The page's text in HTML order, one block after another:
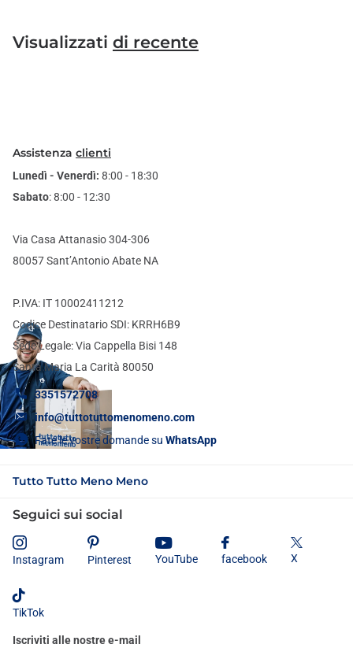
Visualizzati di recente
Assistenza clienti
Lunedì - Venerdì: 8:00 - 18:30
Sabato: 8:00 - 12:30
Via Casa Attanasio 304-306
80057 Sant’Antonio Abate NA
P.IVA: IT 10002411212
Codice Destinatario SDI: KRRH6B9
Sede Legale: Via Cappella Bisi 148
Santa Maria La Carità 80050
3351572708
info@tuttotuttomenomeno.com
Fate le vostre domande su WhatsApp
Tutto Tutto Meno Meno
Seguici sui social
Instagram Pinterest YouTube facebook X
TikTok
Iscriviti alle nostre e-mail